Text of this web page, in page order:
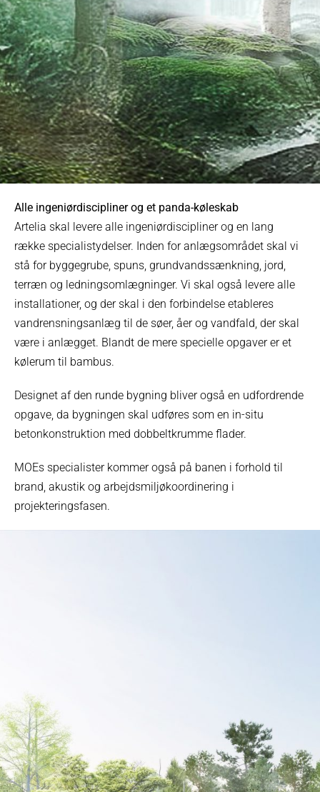
Alle ingeniørdiscipliner og et panda-køleskab
Artelia skal levere alle ingeniørdiscipliner og en lang
række specialistydelser. Inden for anlægsområdet skal vi
stå for byggegrube, spuns, grundvandssænkning, jord,
terræn og ledningsomlægninger. Vi skal også levere alle
installationer, og der skal i den forbindelse etableres
vandrensningsanlæg til de søer, åer og vandfald, der skal
være i anlægget. Blandt de mere specielle opgaver er et
kølerum til bambus.
Designet af den runde bygning bliver også en udfordrende
opgave, da bygningen skal udføres som en in-situ
betonkonstruktion med dobbeltkrumme flader.
MOEs specialister kommer også på banen i forhold til
brand, akustik og arbejdsmiljøkoordinering i
projekteringsfasen.